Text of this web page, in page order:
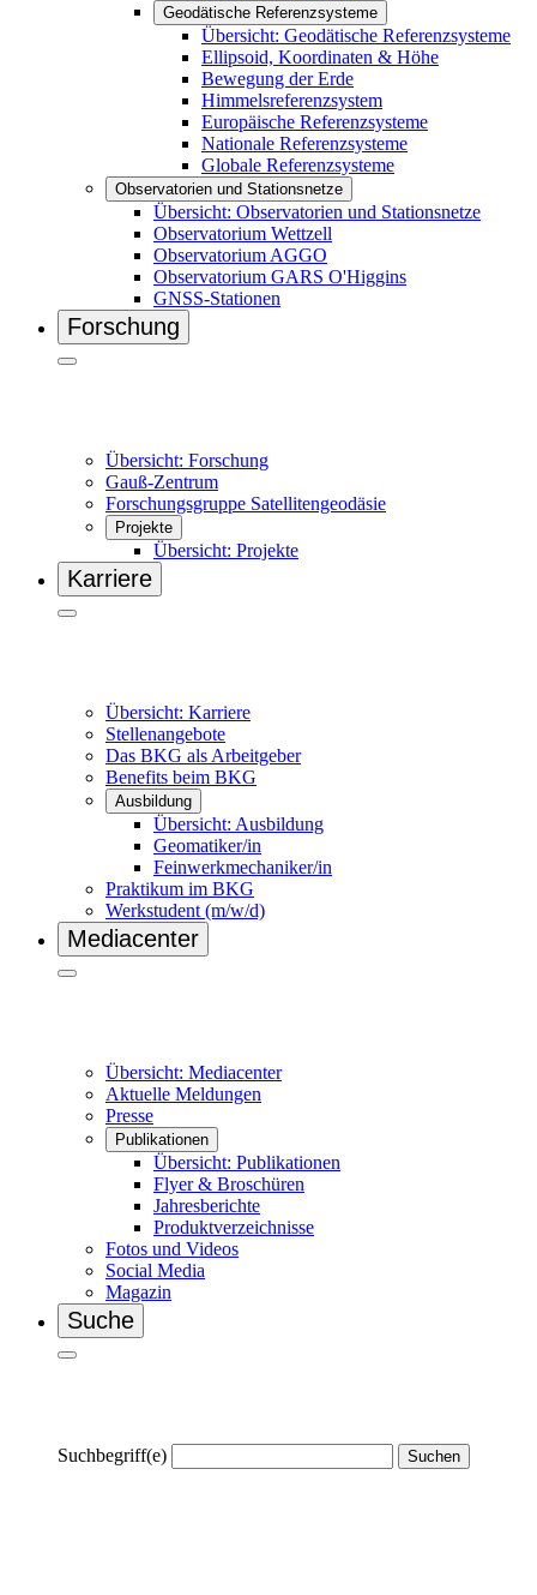
Geodätische Referenzsysteme
Übersicht: Geodätische Referenzsysteme
Ellipsoid, Koordinaten & Höhe
Bewegung der Erde
Himmelsreferenzsystem
Europäische Referenzsysteme
Nationale Referenzsysteme
Globale Referenzsysteme
Observatorien und Stationsnetze
Übersicht: Observatorien und Stationsnetze
Observatorium Wettzell
Observatorium AGGO
Observatorium GARS O'Higgins
GNSS-Stationen
Forschung
Übersicht: Forschung
Gauß-Zentrum
Forschungsgruppe Satellitengeodäsie
Projekte
Übersicht: Projekte
Karriere
Übersicht: Karriere
Stellenangebote
Das BKG als Arbeitgeber
Benefits beim BKG
Ausbildung
Übersicht: Ausbildung
Geomatiker/in
Feinwerkmechaniker/in
Praktikum im BKG
Werkstudent (m/w/d)
Mediacenter
Übersicht: Mediacenter
Aktuelle Meldungen
Presse
Publikationen
Übersicht: Publikationen
Flyer & Broschüren
Jahresberichte
Produktverzeichnisse
Fotos und Videos
Social Media
Magazin
Suche
Suchbegriff(e) Suchen